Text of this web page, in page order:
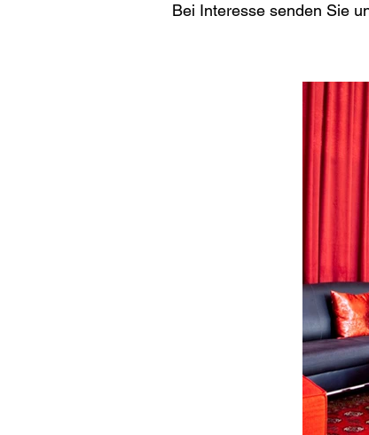
Bei Interesse senden Sie